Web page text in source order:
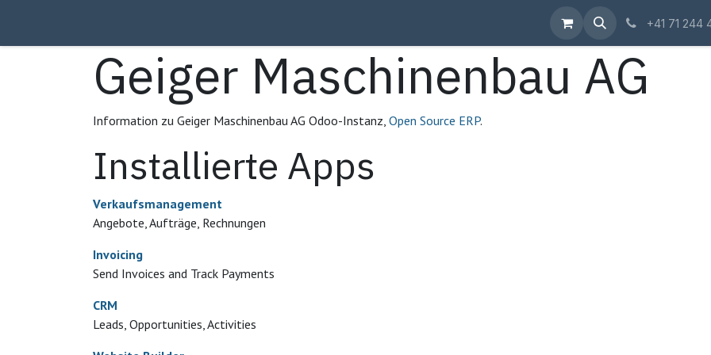
+41 71 244
Geiger Maschinenbau AG
Information zu Geiger Maschinenbau AG Odoo-Instanz, Open Source ERP.
Installierte Apps
Verkaufsmanagement
Angebote, Aufträge, Rechnungen
Invoicing
Send Invoices and Track Payments
CRM
Leads, Opportunities, Activities